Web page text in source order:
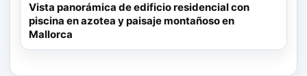
Vista panorámica de edificio residencial con
piscina en azotea y paisaje montañoso en
Mallorca